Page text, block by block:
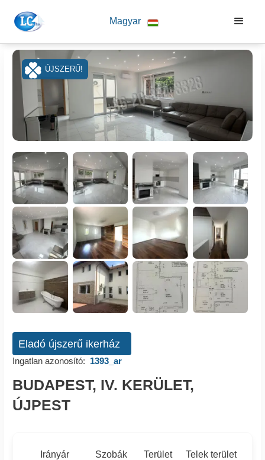
Magyar
ÚJSZERŰ!
Eladó újszerű ikerház
Ingatlan azonosító: 1393_ar
BUDAPEST, IV. KERÜLET,
ÚJPEST
Irányár Szobák Terület Telek terület